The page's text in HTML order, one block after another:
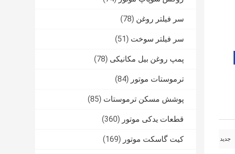
سر فیلتر روغن (78)
سر فیلتر سوخت (51)
پمپ روغن بیل مکانیکی (78)
ترموستات موتور (84)
پوشش مسکن ترموستات (85)
قطعات یدکی موتور (360)
کیت گاسکت موتور (169) جدید